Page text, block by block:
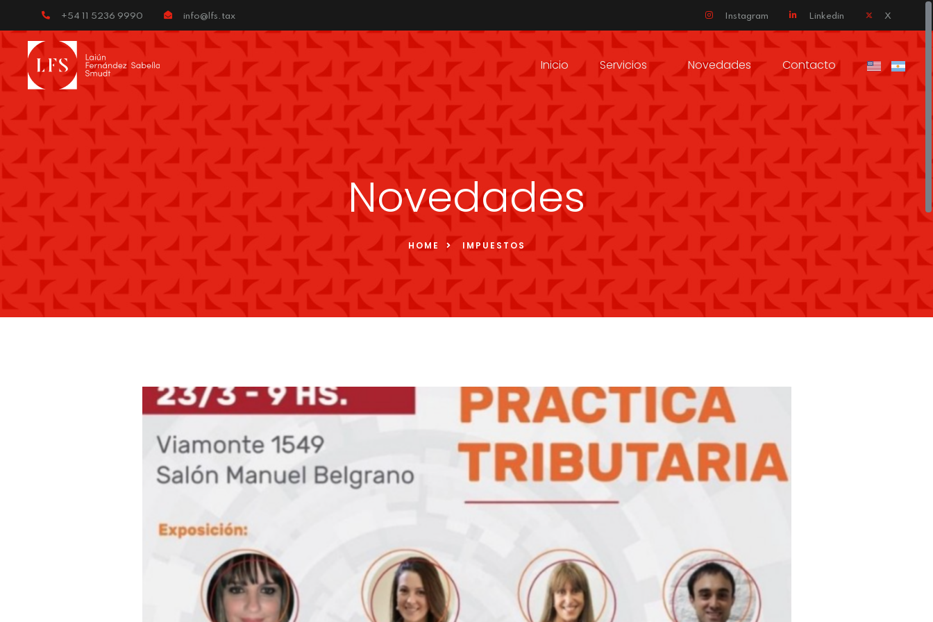
+54 11 5236 9990 info@lfs.tax Instagram Linkedin X
Inicio Servicios Novedades Contacto
Novedades
HOME IMPUESTOS